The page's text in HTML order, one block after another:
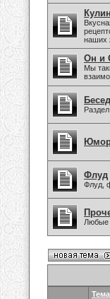
наших
Он и
Мы
Флуд
Флуд,
Любые
Тема